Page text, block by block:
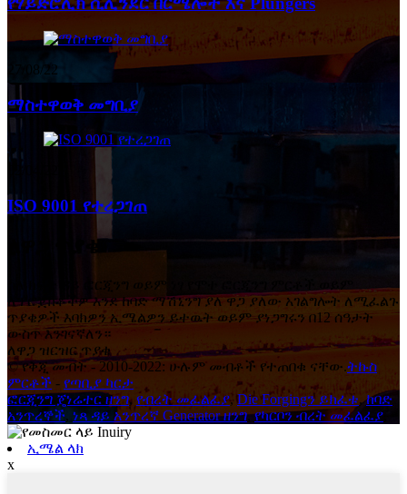
27/08/22
ማስተዋወቅ መግቢያ
02/04/22
ISO 9001 የተረጋገጠ
ለዋጋ ጥያቄ
ስለ ክፍት ዳይ ፎርጂንግ ወይም ነፃ የሞተ ፎርጂንግ ምርቶች ወይም
ለፕሮጀክቶችዎ እንደ ከባድ ማሽኒንግ ያለ ዋጋ ያለው አገልግሎት ለሚፈልጉ
ጥያቄዎች እባክዎን ኢሜልዎን ይተዉት ወይም ያነጋግሩን በ12 ሰዓታት
ውስጥ እንገናኛለን።
ለዋጋ ዝርዝር ጥያቄ
© የቅጂ መብት - 2010-2022: ሁሉም መብቶች የተጠበቁ ናቸው.ትኩስ
ምርቶች - የጣቢያ ካርታ
ፎርጂንግ ጄነሬተር ዘንግ, የብረት መፈልፈያ,Die Forgingን ይክፈቱ,ከባድ
አንጥረኞች, ነጻ ዳይ አንጥረኛ Generator ዘንግ,የካርቦን ብረት መፈልፈያ
ኢሜል ላክ
x